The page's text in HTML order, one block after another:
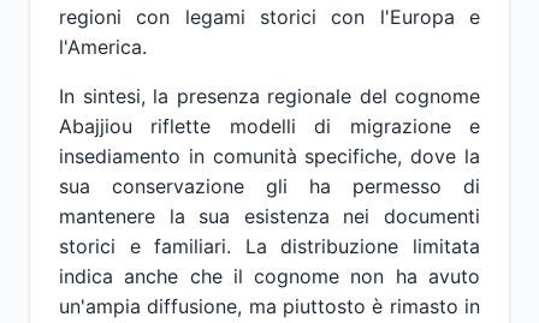
regioni con legami storici con l'Europa e
l'America.
In sintesi, la presenza regionale del cognome
Abajjiou riflette modelli di migrazione e
insediamento in comunità specifiche, dove la
sua conservazione gli ha permesso di
mantenere la sua esistenza nei documenti
storici e familiari. La distribuzione limitata
indica anche che il cognome non ha avuto
un'ampia diffusione, ma piuttosto è rimasto in